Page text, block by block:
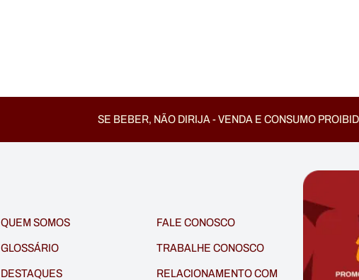
SE BEBER, NÃO DIRIJA - VENDA E CONSUMO
QUEM SOMOS
FALE CONOSCO
GLOSSÁRIO
TRABALHE CONOSCO
DESTAQUES
RELACIONAMENTO COM